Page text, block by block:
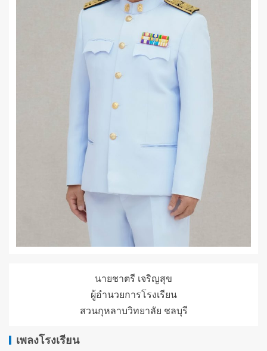
นายชาตรี เจริญสุข
ผู้อำนวยการโรงเรียน
สวนกุหลาบวิทยาลัย ชลบุรี
เพลงโรงเรียน